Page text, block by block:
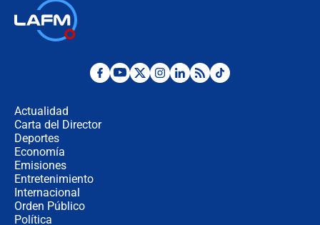
Desde dermatitis hasta infecciones:
Actualidad
Carta del Director
Deportes
Economía
Emisiones
Entretenimiento
Internacional
Orden Público
Política